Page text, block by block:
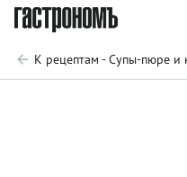
К рецептам - Супы-пюре и